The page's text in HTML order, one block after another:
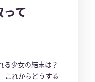
て
る少女の結末は？
これからどうする